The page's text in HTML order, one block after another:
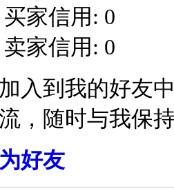
买家信用: 0
卖家信用: 0
入到我的好友
，随时与我保
好友